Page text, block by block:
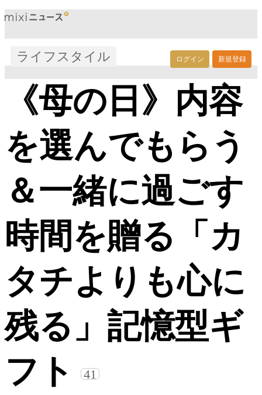
ログイン 新規登録
ライフスタイル
《母の日》内容
を選んでもらう
＆一緒に過ごす
時間を贈る「カ
タチよりも心に
残る」記憶型ギ
フト
41